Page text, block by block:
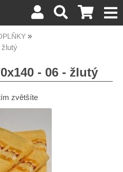
žlutý
- 06 - žlutý
zvětšíte